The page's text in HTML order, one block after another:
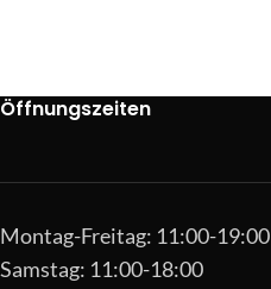
Öffnungszeiten
Montag-Freitag: 11:00-19:00
Samstag: 11:00-18:00